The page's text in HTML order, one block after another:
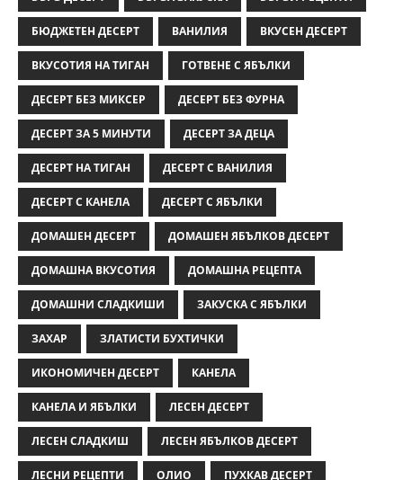
БЮДЖЕТЕН ДЕСЕРТ ВАНИЛИЯ ВКУСЕН ДЕСЕРТ
ВКУСОТИЯ НА ТИГАН ГОТВЕНЕ С ЯБЪЛКИ
ДЕСЕРТ БЕЗ МИКСЕР ДЕСЕРТ БЕЗ ФУРНА
ДЕСЕРТ ЗА 5 МИНУТИ ДЕСЕРТ ЗА ДЕЦА
ДЕСЕРТ НА ТИГАН ДЕСЕРТ С ВАНИЛИЯ
ДЕСЕРТ С КАНЕЛА ДЕСЕРТ С ЯБЪЛКИ
ДОМАШЕН ДЕСЕРТ ДОМАШЕН ЯБЪЛКОВ ДЕСЕРТ
ДОМАШНА ВКУСОТИЯ ДОМАШНА РЕЦЕПТА
ДОМАШНИ СЛАДКИШИ ЗАКУСКА С ЯБЪЛКИ
ЗАХАР ЗЛАТИСТИ БУХТИЧКИ
ИКОНОМИЧЕН ДЕСЕРТ КАНЕЛА
КАНЕЛА И ЯБЪЛКИ ЛЕСЕН ДЕСЕРТ
ЛЕСЕН СЛАДКИШ ЛЕСЕН ЯБЪЛКОВ ДЕСЕРТ
ЛЕСНИ РЕЦЕПТИ ОЛИО ПУХКАВ ДЕСЕРТ